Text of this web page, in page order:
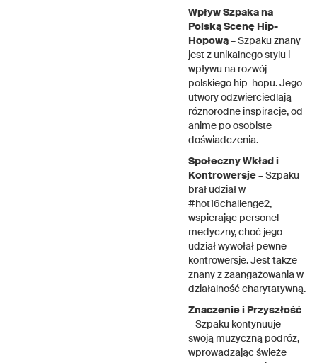
Wpływ Szpaka na
Polską Scenę Hip-
Hopową– Szpaku znany
jest z unikalnego stylu i
wpływu na rozwój
polskiego hip-hopu. Jego
utwory odzwierciedlają
różnorodne inspiracje, od
anime po osobiste
doświadczenia.
Społeczny Wkład i
Kontrowersje– Szpaku
brał udział w
#hot16challenge2,
wspierając personel
medyczny, choć jego
udział wywołał pewne
kontrowersje. Jest także
znany z zaangażowania w
działalność charytatywną.
Znaczenie i Przyszłość
– Szpaku kontynuuje
swoją muzyczną podróż,
wprowadzając świeże